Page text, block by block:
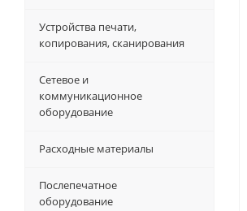
Устройства печати,
копирования, сканирования
Сетевое и
коммуникационное
оборудование
Расходные материалы
Послепечатное
оборудование